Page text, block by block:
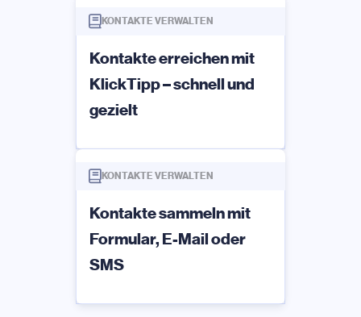
KONTAKTE VERWALTEN
Kontakte erreichen mit
KlickTipp – schnell und
gezielt
KONTAKTE VERWALTEN
Kontakte sammeln mit
Formular, E-Mail oder
SMS